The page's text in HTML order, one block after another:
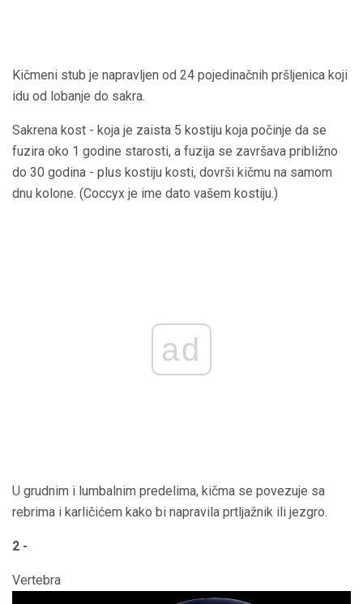
Kičmeni stub je napravljen od 24 pojedinačnih pršljenica koji
idu od lobanje do sakra.
Sakrena kost - koja je zaista 5 kostiju koja počinje da se
fuzira oko 1 godine starosti, a fuzija se završava približno
do 30 godina - plus kostiju kosti, dovrši kičmu na samom
dnu kolone. (Coccyx je ime dato vašem kostiju.)
ad
U grudnim i lumbalnim predelima, kičma se povezuje sa
rebrima i karličićem kako bi napravila prtljažnik ili jezgro.
2 -
Vertebra